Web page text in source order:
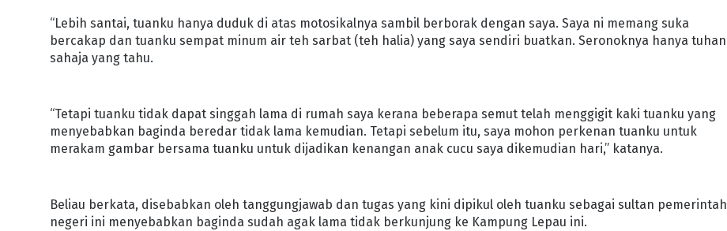
“Lebih santai, tuanku hanya duduk di atas motosikalnya sambil berborak dengan saya. Saya ni memang suka
bercakap dan tuanku sempat minum air teh sarbat (teh halia) yang saya sendiri buatkan. Seronoknya hanya tuhan
sahaja yang tahu.
“Tetapi tuanku tidak dapat singgah lama di rumah saya kerana beberapa semut telah menggigit kaki tuanku yang
menyebabkan baginda beredar tidak lama kemudian. Tetapi sebelum itu, saya mohon perkenan tuanku untuk
merakam gambar bersama tuanku untuk dijadikan kenangan anak cucu saya dikemudian hari,” katanya.
Beliau berkata, disebabkan oleh tanggungjawab dan tugas yang kini dipikul oleh tuanku sebagai sultan pemerintah
negeri ini menyebabkan baginda sudah agak lama tidak berkunjung ke Kampung Lepau ini.